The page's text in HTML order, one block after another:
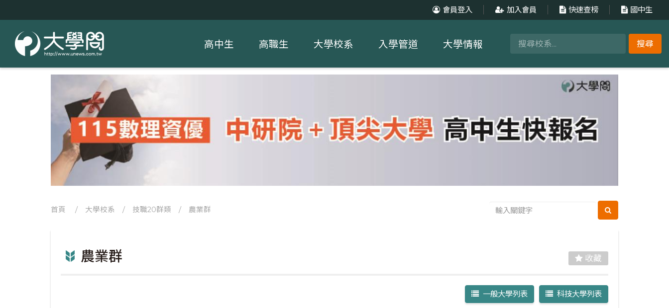
會員登入 加入會員 快速查榜 國中生
搜尋
高中生 高職生 大學校系 入學管道 大學情報
首頁 / 大學校系 / 技職20群類 / 農業群
農業群 收藏
科技大學列表
一般大學列表